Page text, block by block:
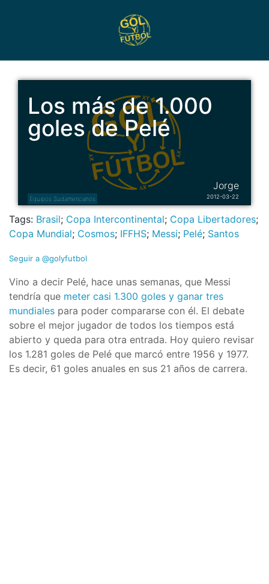
Equipos Sudamericanos
Los más de 1.000
goles de Pelé
Jorge
2012-03-22
Tags: Brasil; Copa Intercontinental; Copa Libertadores;
Copa Mundial; Cosmos; IFFHS; Messi; Pelé; Santos
Seguir a @golyfutbol
Vino a decir Pelé, hace unas semanas, que Messi
tendría que meter casi 1.300 goles y ganar tres
mundiales para poder compararse con él. El debate
sobre el mejor jugador de todos los tiempos está
abierto y queda para otra entrada. Hoy quiero revisar
los 1.281 goles de Pelé que marcó entre 1956 y 1977.
Es decir, 61 goles anuales en sus 21 años de carrera.